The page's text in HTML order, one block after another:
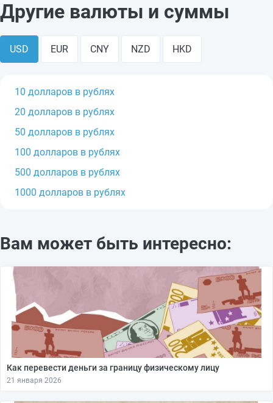
получите точный результат по сегодняшнему курсу.
Другие валюты и суммы
USD EUR CNY NZD HKD
10 долларов в рублях
20 долларов в рублях
50 долларов в рублях
100 долларов в рублях
500 долларов в рублях
1000 долларов в рублях
Вам может быть интересно:
Как перевести деньги за границу физическому лицу
21 января 2026